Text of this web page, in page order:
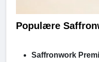
Populære
Saffronwork